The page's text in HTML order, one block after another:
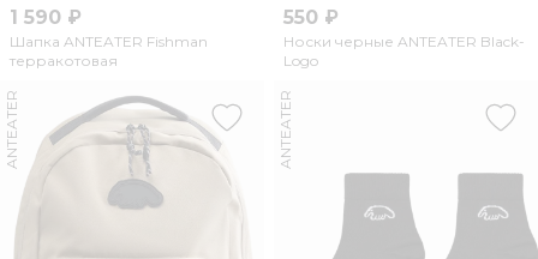
1 590 ₽
Шапка ANTEATER Fishman
терракотовая
550 ₽
Носки черные ANTEATER Black-
Logo
ANTEATER ANTEATER